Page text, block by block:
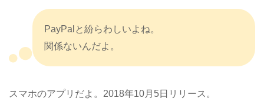
PayPalと紛らわしいよね。
関係ないんだよ。
スマホのアプリだよ。2018年10月5日リリース。